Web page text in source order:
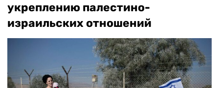
укреплению палестино-
израильских отношений